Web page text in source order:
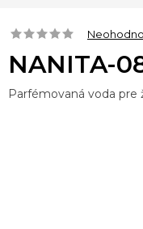
NANITA-
Parfémovaná voda pre